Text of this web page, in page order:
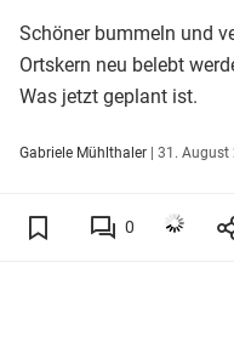
Schöner bummeln und
Ortskern neu belebt
Was jetzt geplant ist.
Gabriele Mühlthaler | 31. August
0